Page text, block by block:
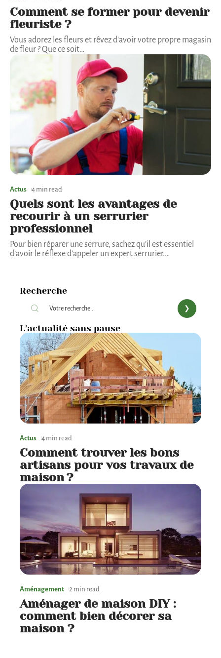
Comment se former pour devenir
fleuriste ?
Vous adorez les fleurs et rêvez d'avoir votre propre magasin
de fleur ? Que ce soit…
Actus 4 min read
Quels sont les avantages de
recourir à un serrurier
professionnel
Pour bien réparer une serrure, sachez qu’il est essentiel
d’avoir le réflexe d’appeler un expert serrurier.…
Recherche
L’actualité sans pause
Actus 4 min read
Comment trouver les bons
artisans pour vos travaux de
maison ?
Aménagement 2 min read
Aménager de maison DIY :
comment bien décorer sa
maison ?